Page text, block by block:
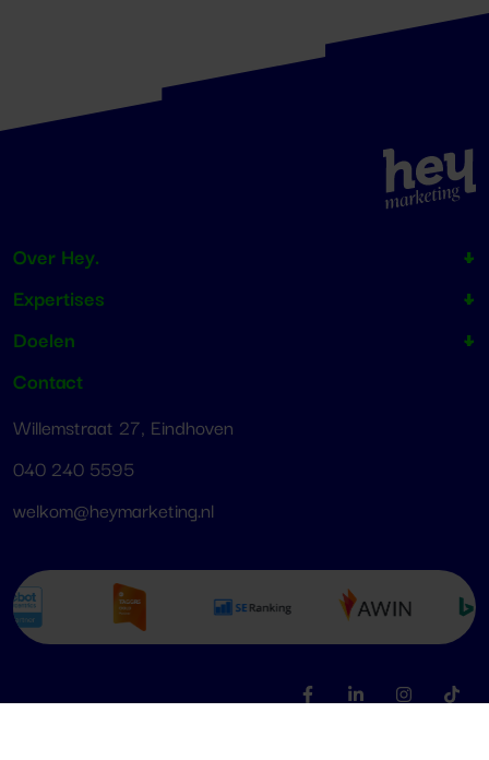
Over Hey.
Expertises
Doelen
Contact
Willemstraat 27, Eindhoven
040 240 5595
welkom@heymarketing.nl